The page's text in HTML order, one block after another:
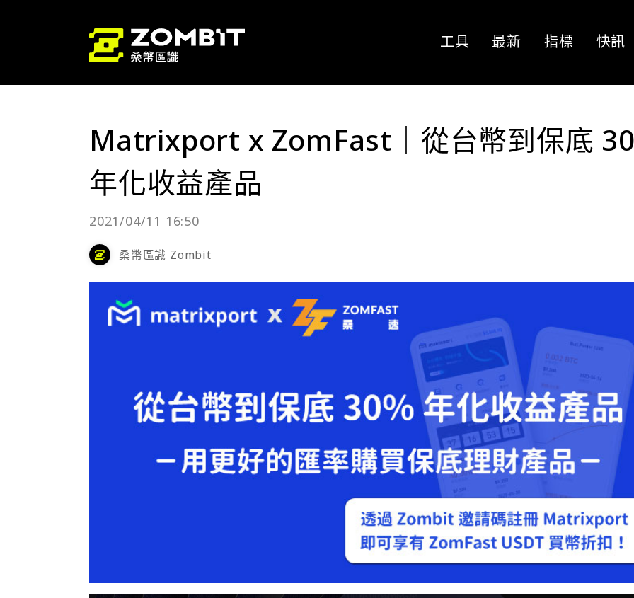
工具 最新 指標 快訊
Matrixport x ZomFast｜從台幣到保底
年化收益產品
2021/04/11 16:50
桑幣區識 Zombit